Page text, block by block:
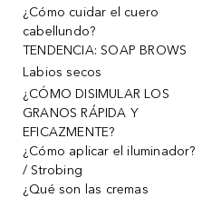
¿Cómo cuidar el cuero
cabellundo?
TENDENCIA: SOAP BROWS
Labios secos
¿CÓMO DISIMULAR LOS
GRANOS RÁPIDA Y
EFICAZMENTE?
¿Cómo aplicar el iluminador?
/ Strobing
¿Qué son las cremas